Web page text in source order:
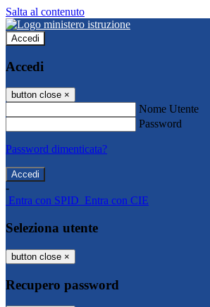
Salta al contenuto
Accedi
Accedi
button close ×
Nome Utente
Password
Password dimenticata?
-
Entra con SPID Entra con CIE
Seleziona utente
button close ×
Recupero password